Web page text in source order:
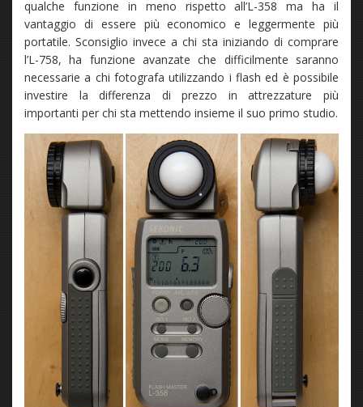
qualche funzione in meno rispetto all’L-358 ma ha il
vantaggio di essere più economico e leggermente più
portatile. Sconsiglio invece a chi sta iniziando di comprare
l’L-758, ha funzione avanzate che difficilmente saranno
necessarie a chi fotografa utilizzando i flash ed è possibile
investire la differenza di prezzo in attrezzature più
importanti per chi sta mettendo insieme il suo primo studio.